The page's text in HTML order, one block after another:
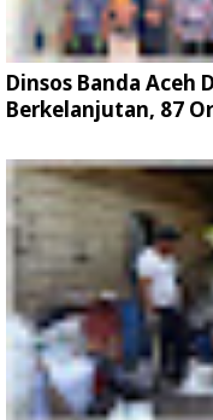
Dinsos Banda Aceh
Berkelanjutan, 87